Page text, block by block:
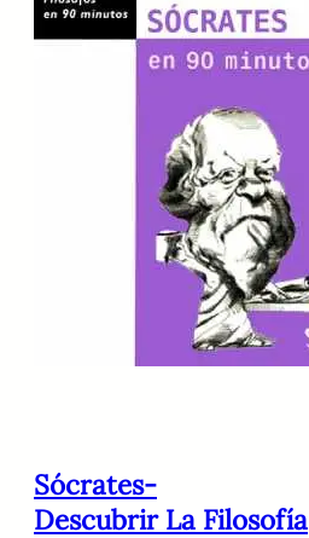
Sócrates-
Descubrir La Filosofía